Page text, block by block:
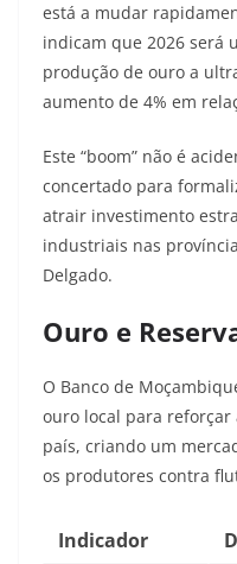
está a mudar
indicam que 2026 será
produção de ouro a
aumento de 4% em
Este “boom” não é
concertado para
atrair investimento
industriais nas
Delgado.
Ouro e
O Banco de
ouro local para
país, criando um
os produtores contra
Indicador